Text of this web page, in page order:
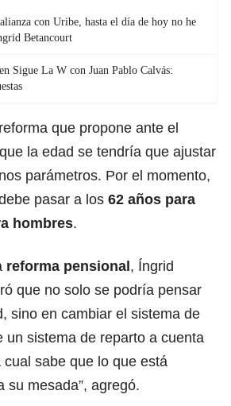
con Uribe, hasta el día de hoy no he
Betancourt
Sigue La W con Juan Pablo Calvás:
que propone ante el
la edad se tendría que ajustar
parámetros. Por el momento,
pasar a los 62 años para
hombres.
reforma pensional, Íngrid
que no solo se podría pensar
sino en cambiar el sistema de
un sistema de reparto a cuenta
sabe que lo que está
su mesada”, agregó.